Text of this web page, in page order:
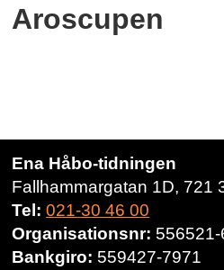
Aroscupen
Ena Håbo-tidningen
Fallhammargatan 1D, 721
Tel: 021-30 46 00
Organisationsnr:
Bankgiro: 559427-7971